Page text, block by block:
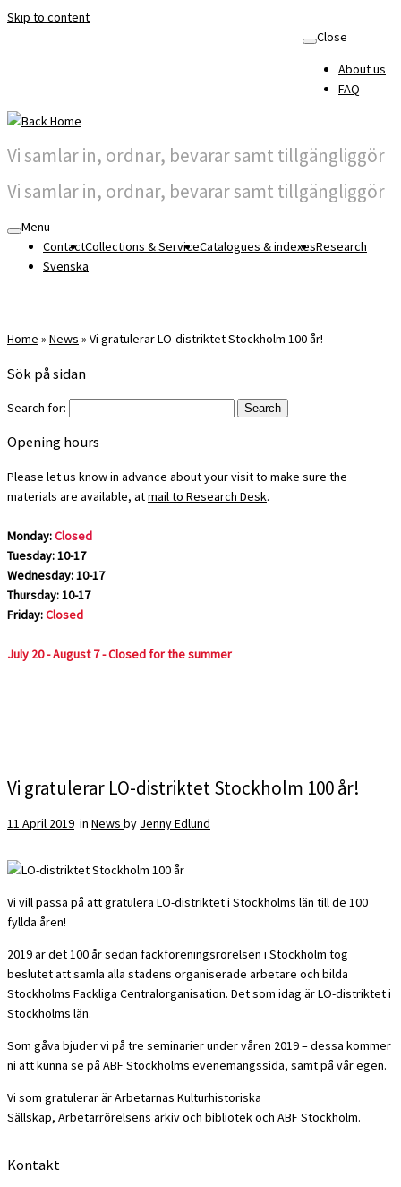
Skip to content
Close
About us
FAQ
Vi samlar in, ordnar, bevarar samt tillgängliggör
Vi samlar in, ordnar, bevarar samt tillgängliggör
Menu
ContactCollections & ServiceCatalogues & indexesResearch
Svenska
Home » News » Vi gratulerar LO-distriktet Stockholm 100 år!
Sök på sidan
Search for:
Opening hours
Please let us know in advance about your visit to make sure the
materials are available, atmail to Research Desk.
Monday:Closed
Tuesday: 10-17
Wednesday: 10-17
Thursday: 10-17
Friday:Closed
July 20 - August 7 - Closed for the summer
Vi gratulerar LO-distriktet Stockholm 100 år!
11 April 2019 in News by Jenny Edlund
Vi vill passa på att gratulera LO-distriktet i Stockholms län till de 100
fyllda åren!
2019 är det 100 år sedan fackföreningsrörelsen i Stockholm tog
beslutet att samla alla stadens organiserade arbetare och bilda
Stockholms Fackliga Centralorganisation. Det som idag är LO-distriktet i
Stockholms län.
Som gåva bjuder vi på tre seminarier under våren 2019 – dessa kommer
ni att kunna se på ABF Stockholms evenemangssida, samt på vår egen.
Vi som gratulerar är Arbetarnas Kulturhistoriska
Sällskap, Arbetarrörelsens arkiv och bibliotek och ABF Stockholm.
Kontakt